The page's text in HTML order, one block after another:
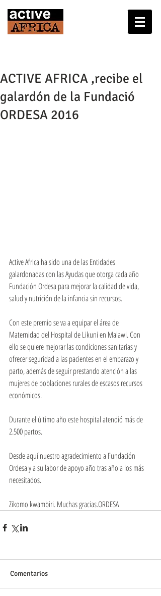
ACTIVE AFRICA ,recibe el
galardón de la Fundació
ORDESA 2016
Active Africa ha sido una de las Entidades
galardonadas con las Ayudas que otorga cada año
Fundación Ordesa para mejorar la calidad de vida,
salud y nutrición de la infancia sin recursos.
Con este premio se va a equipar el área de
Maternidad del Hospital de Likuni en Malawi. Con
ello se quiere mejorar las condiciones sanitarias y
ofrecer seguridad a las pacientes en el embarazo y
parto, además de seguir prestando atención a las
mujeres de poblaciones rurales de escasos recursos
económicos.
Durante el último año este hospital atendió más de
2.500 partos.
Desde aquí nuestro agradecimiento a Fundación
Ordesa y a su labor de apoyo año tras año a los más
necesitados.
Zikomo kwambiri. Muchas gracias.ORDESA
Comentarios